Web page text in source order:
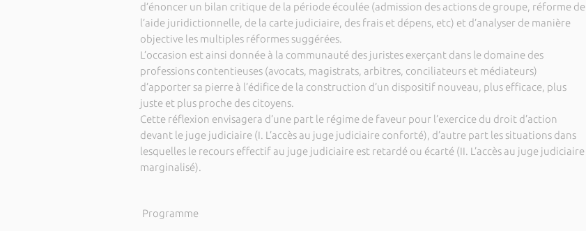
d’énoncer un bilan critique de la période écoulée (admission des actions de groupe, réforme de
l’aide juridictionnelle, de la carte judiciaire, des frais et dépens, etc) et d’analyser de manière
objective les multiples réformes suggérées.
L’occasion est ainsi donnée à la communauté des juristes exerçant dans le domaine des
professions contentieuses (avocats, magistrats, arbitres, conciliateurs et médiateurs)
d’apporter sa pierre à l’édifice de la construction d’un dispositif nouveau, plus efficace, plus
juste et plus proche des citoyens.
Cette réflexion envisagera d’une part le régime de faveur pour l’exercice du droit d’action
devant le juge judiciaire (I. L’accès au juge judiciaire conforté), d’autre part les situations dans
lesquelles le recours effectif au juge judiciaire est retardé ou écarté (II. L’accès au juge judiciaire
marginalisé).
Programme